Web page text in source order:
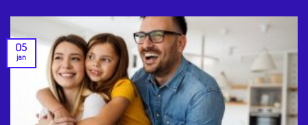
05
jan